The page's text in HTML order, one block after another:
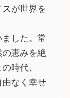
が世界を
した。常
恵みを絶
時代、
由なく幸せ